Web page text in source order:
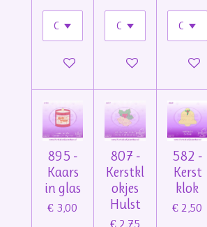
In winkelwagenIn winkelwagen
In
895 -
Kaars
in glas
€ 3,00
807 -
Kerstkl
okjes
Hulst
€ 2,75
582 -
Kerst
klok
€ 2,50